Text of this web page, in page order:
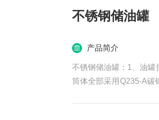
不锈钢储油罐
产品简介
不锈钢储油罐：1、油罐
筒体全部采用Q235-A碳